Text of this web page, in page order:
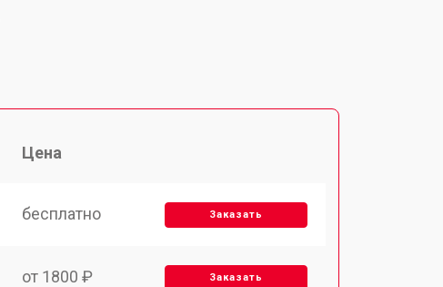
Цена
бесплатно Заказать
от 1800 ₽ Заказать